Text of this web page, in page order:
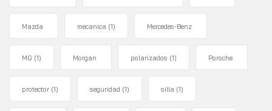
Mazda mecanica (1) Mercedes-Benz
MG (1) Morgan polarizados (1) Porsche
protector (1) seguridad (1) silla (1)